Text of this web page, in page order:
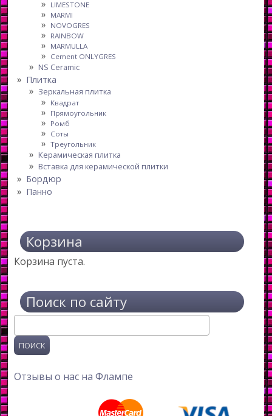
LIMESTONE
MARMI
NOVOGRES
RAINBOW
MARMULLA
Cement ONLYGRES
NS Ceramic
Плитка
Зеркальная плитка
Квадрат
Прямоугольник
Ромб
Соты
Треугольник
Керамическая плитка
Вставка для керамической плитки
Бордюр
Панно
Корзина
Корзина пуста.
Поиск по сайту
Отзывы о нас на Флампе